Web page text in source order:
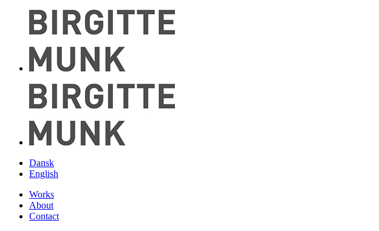
Dansk
English
Works
About
Contact